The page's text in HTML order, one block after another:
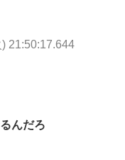
21:50:17.644
んだろ